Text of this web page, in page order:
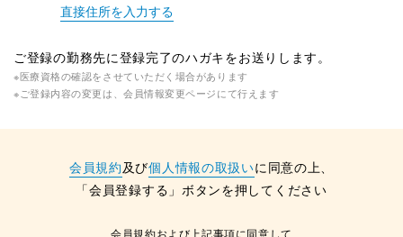
直接住所を入力する
ご登録の勤務先に登録完了のハガキをお送りします。
※医療資格の確認をさせていただく場合があります
※ご登録内容の変更は、会員情報変更ページにて行えます
会員規約及び個人情報の取扱いに同意の上、
「会員登録する」ボタンを押してください
会員規約および上記事項に同意して